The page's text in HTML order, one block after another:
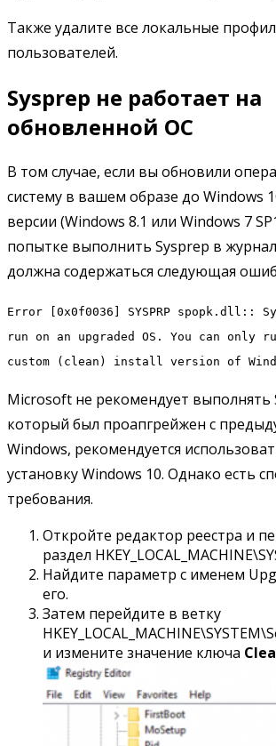
Также удалите все локальные
пользователей.
Sysprep не работает на
обновленной ОС
В том случае, если вы обновили
систему в вашем образе до Windows
версии (Windows 8.1 или Windows 7
попытке выполнить Sysprep в
должна содержаться следующая
Error [0x0f0036] SYSPRP spopk.dll::
run on an upgraded OS. You can only
custom (clean) install version of
Microsoft не рекомендует выполнять
который был проапгрейжен с
Windows, рекомендуется
установку Windows 10. Однако есть
требования.
Откройте редактор реестра и
раздел
Найдите параметр с именем
его.
Затем перейдите в ветку
и измените значение ключа